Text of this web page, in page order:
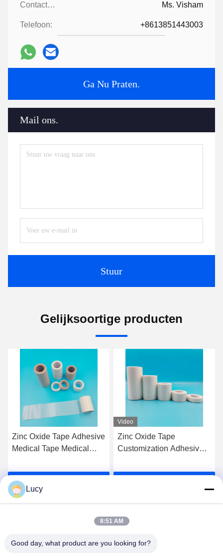
Contactpersonen: Ms. Visham
Telefoon: +8613851443003
Ga Nu Praten.
Mail ons.
Stuur
Gelijksoortige producten
Zinc Oxide Tape Adhesive
Medical Tape Medical
The Perfect Solution for
Construction Projects
Video
Zinc Oxide Tape
Customization Adhesive
Instrument Classification
Lucy
8:51 AM
Good day, what product are you looking for?